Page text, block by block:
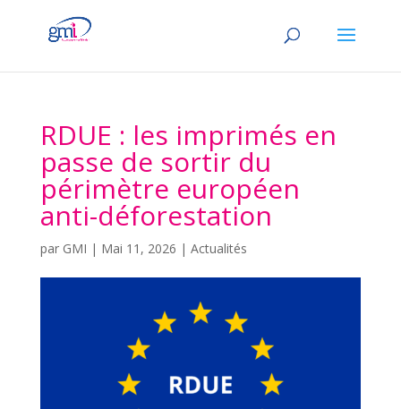
RDUE : les imprimés en
passe de sortir du
périmètre européen
anti-déforestation
par GMI | Mai 11, 2026 | Actualités